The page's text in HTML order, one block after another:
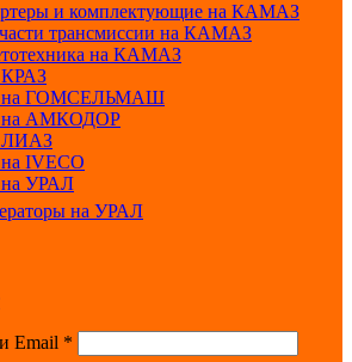
и комплектующие на КАМАЗ
трансмиссии на КАМАЗ
на КАМАЗ
КРАЗ
на ГОМСЕЛЬМАШ
на АМКОДОР
ЛИАЗ
на IVECO
на УРАЛ
на УРАЛ
Email *